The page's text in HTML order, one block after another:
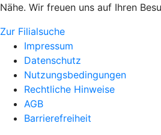
Nähe. Wir freuen uns auf Ihren
Zur Filialsuche
Impressum
Datenschutz
Nutzungsbedingungen
Rechtliche Hinweise
AGB
Barrierefreiheit